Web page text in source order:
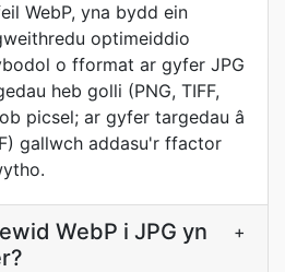
WebP, yna bydd ein
optimeiddio
o fformat ar gyfer JPG
heb golli (PNG, TIFF,
picsel; ar gyfer targedau â
gallwch addasu'r ffactor
WebP i JPG yn
+